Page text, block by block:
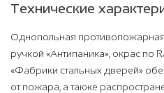
Технические
Однопольная
ручкой «Антипаника», окрас по
«Фабрики стальных дверей»
от пожара, а также